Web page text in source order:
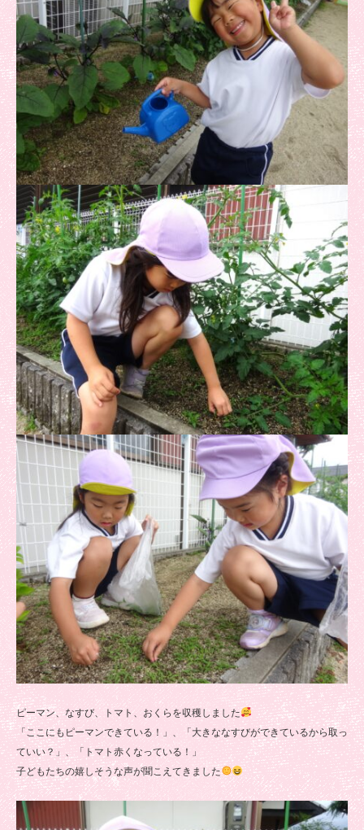
ピーマン、なすび、トマト、おくらを収穫しました
「ここにもピーマンできている！」、「大きななすびができているから取っ
ていい？」、「トマト赤くなっている！」
子どもたちの嬉しそうな声が聞こえてきました